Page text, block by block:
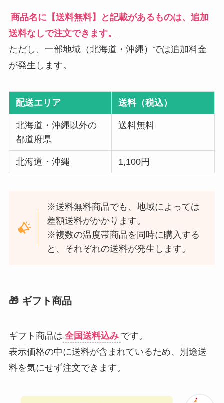
商品名に【送料無料】と記載があるものは、追加
送料なしで注文できます。
ただし、一部地域（北海道・沖縄）では追加料金
が発生します。
配送エリア 送料（税込）
北海道・沖縄以外の
都道府県
送料無料
北海道・沖縄 1,100円
※送料無料商品でも、地域によっては
差額送料がかかります。
※複数の温度帯商品を同時に購入する
と、それぞれの送料が発生します。
🎁 ギフト商品
ギフト商品は 全国送料込み です。
表示価格の中に送料が含まれているため、別途送
料を気にせず注文できます。